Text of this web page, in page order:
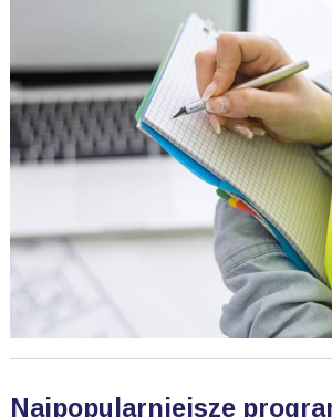
Najpopularniejsze